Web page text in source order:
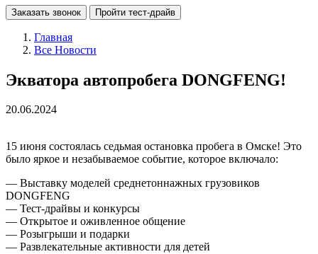
Заказать звонок Пройти тест-драйв
Главная
Все Новости
Экватора автопробега DONGFENG!
20.06.2024
15 июня состоялась седьмая остановка пробега в Омске! Это
было яркое и незабываемое событие, которое включало:
— Выставку моделей среднетоннажных грузовиков
DONGFENG
— Тест-драйвы и конкурсы
— Открытое и оживленное общение
— Розыгрыши и подарки
— Развлекательные активности для детей